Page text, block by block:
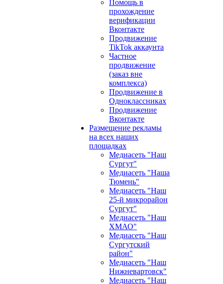
Помощь в
прохождение
верификации
Вконтакте
Продвижение
TikTok аккаунта
Частное
продвижение
(заказ вне
комплекса)
Продвижение в
Одноклассниках
Продвижение
Вконтакте
Размещение рекламы
на всех наших
площадках
Медиасеть "Наш
Сургут"
Медиасеть "Наша
Тюмень"
Медиасеть "Наш
25-й микрорайон
Сургут"
Медиасеть "Наш
ХМАО"
Медиасеть "Наш
Сургутский
район"
Медиасеть "Наш
Нижневартовск"
Медиасеть "Наш